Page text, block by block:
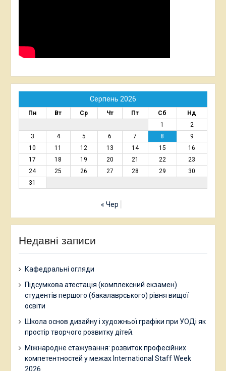
Серпень 2026
Пн Вт Ср Чт Пт Сб
Нд
1
2
3
4 5 6 7 8
9
10
11 12 13 14 15
16
17
18 19 20 21 22
23
24
25 26 27 28 29
30
31
« Чер
Недавні записи
Кафедральні огляди
Підсумкова атестація (комплексний екзамен)
студентів першого (бакалаврського) рівня вищої
освіти
Школа основ дизайну і художньої графіки при УОДі як
простір творчого розвитку дітей.
Міжнародне стажування: розвиток професійних
компетентностей у межах International Staff Week
2026